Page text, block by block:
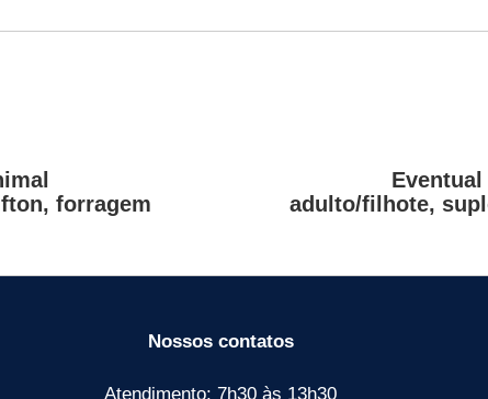
forragem
adulto/filhote,
Nossos contatos
Atendimento: 7h30 às 13h30